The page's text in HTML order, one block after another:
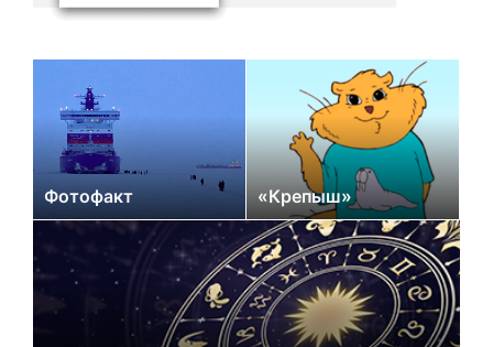
Фотофакт «Крепыш»